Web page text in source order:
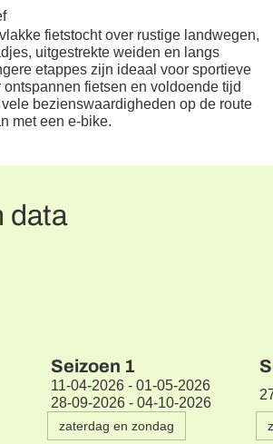
fietstocht over rustige landwegen,
uitgestrekte weiden en langs
etappes zijn ideaal voor sportieve
fietsen en voldoende tijd
bezienswaardigheden op de route
met een e-bike.
data
Seizoen 1
11-04-2026 - 01-05-2026
28-09-2026 - 04-10-2026
zaterdag en zondag